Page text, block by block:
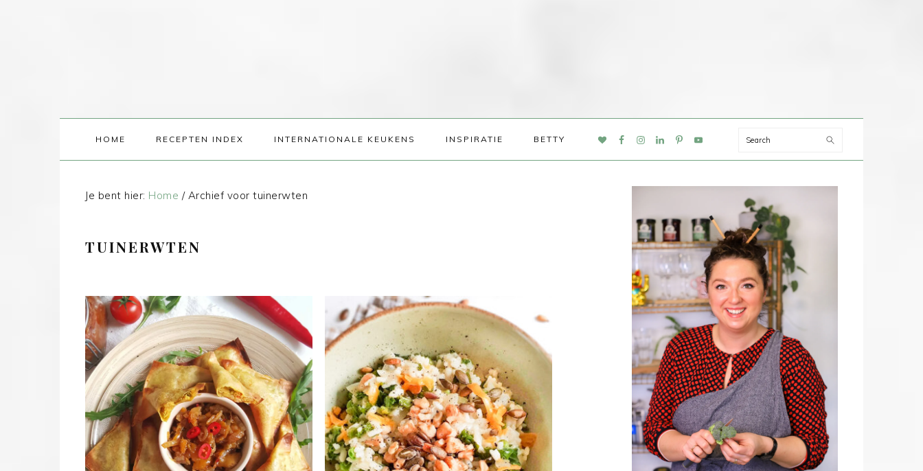
HOME RECEPTEN INDEX INTERNATIONALE KEUKENS INSPIRATIE BETTY
NAV
Search
Je bent hier: Home /Archief voor tuinerwten
TUINERWTEN